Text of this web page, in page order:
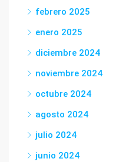
febrero 2025
enero 2025
diciembre 2024
noviembre 2024
octubre 2024
agosto 2024
julio 2024
junio 2024